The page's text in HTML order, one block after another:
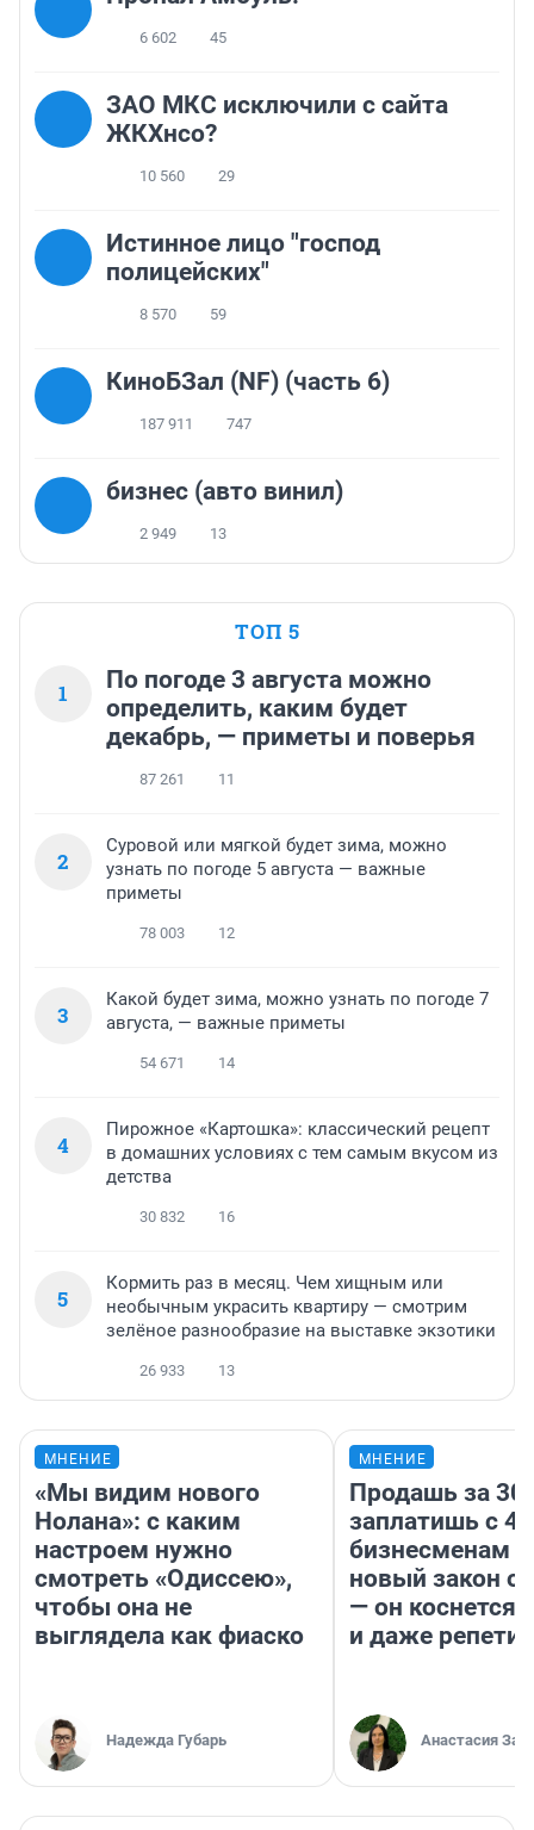
6 602 45
ЗАО МКС исключили с сайта
ЖКХнсо?
10 560 29
Истинное лицо "господ
полицейских"
8 570 59
КиноБЗал (NF) (часть 6)
187 911 747
бизнес (авто винил)
2 949 13
ТОП 5
1
По погоде 3 августа можно
определить, каким будет
декабрь, — приметы и поверья
87 261 11
2
Суровой или мягкой будет зима, можно
узнать по погоде 5 августа — важные
приметы
78 003 12
3
Какой будет зима, можно узнать по погоде 7
августа, — важные приметы
54 671 14
4
Пирожное «Картошка»: классический рецепт
в домашних условиях с тем самым вкусом из
детства
30 832 16
5
Кормить раз в месяц. Чем хищным или
необычным украсить квартиру — смотрим
зелёное разнообразие на выставке экзотики
26 933 13
МНЕНИЕ
«Мы видим нового
Нолана»: с каким
настроем нужно
смотреть «Одиссею»,
чтобы она не
выглядела как фиаско
Надежда Губарь
МНЕНИЕ
Продашь за
заплатишь с
бизнесменам
новый закон о
— он коснется
и даже
Анастасия